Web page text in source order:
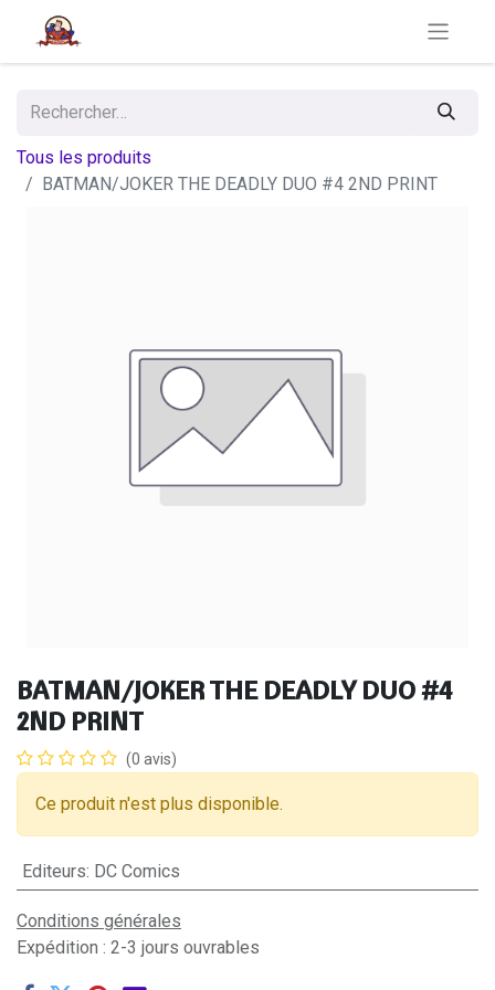
Tous les produits
BATMAN/JOKER THE DEADLY DUO #4 2ND PRINT
BATMAN/JOKER THE DEADLY DUO #4
2ND PRINT
(0 avis)
Ce produit n'est plus disponible.
Editeurs: DC Comics
Conditions générales
Expédition : 2-3 jours ouvrables